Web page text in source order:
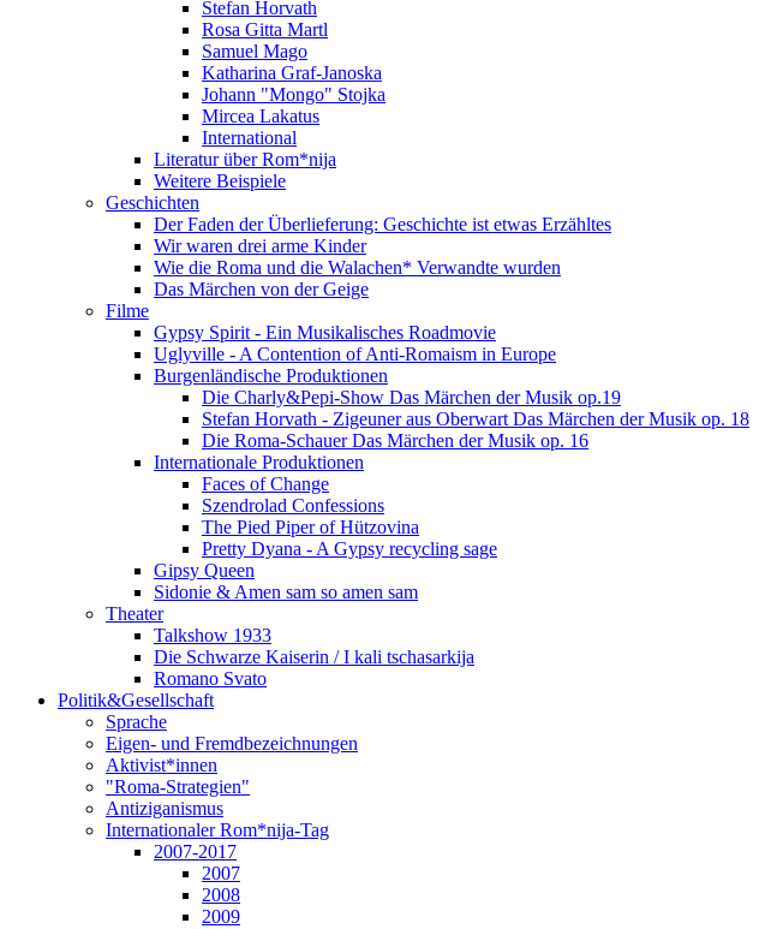
Stefan Horvath
Rosa Gitta Martl
Samuel Mago
Katharina Graf-Janoska
Johann "Mongo" Stojka
Mircea Lakatus
International
Literatur über Rom*nija
Weitere Beispiele
Geschichten
Der Faden der Überlieferung: Geschichte ist etwas Erzähltes
Wir waren drei arme Kinder
Wie die Roma und die Walachen* Verwandte wurden
Das Märchen von der Geige
Filme
Gypsy Spirit - Ein Musikalisches Roadmovie
Uglyville - A Contention of Anti-Romaism in Europe
Burgenländische Produktionen
Die Charly&Pepi-Show Das Märchen der Musik op.19
Stefan Horvath - Zigeuner aus Oberwart Das Märchen der Musik op. 18
Die Roma-Schauer Das Märchen der Musik op. 16
Internationale Produktionen
Faces of Change
Szendrolad Confessions
The Pied Piper of Hützovina
Pretty Dyana - A Gypsy recycling sage
Gipsy Queen
Sidonie & Amen sam so amen sam
Theater
Talkshow 1933
Die Schwarze Kaiserin / I kali tschasarkija
Romano Svato
Politik&Gesellschaft
Sprache
Eigen- und Fremdbezeichnungen
Aktivist*innen
"Roma-Strategien"
Antiziganismus
Internationaler Rom*nija-Tag
2007-2017
2007
2008
2009